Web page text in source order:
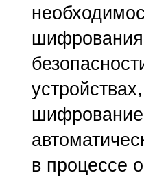
шифрования
в процессе